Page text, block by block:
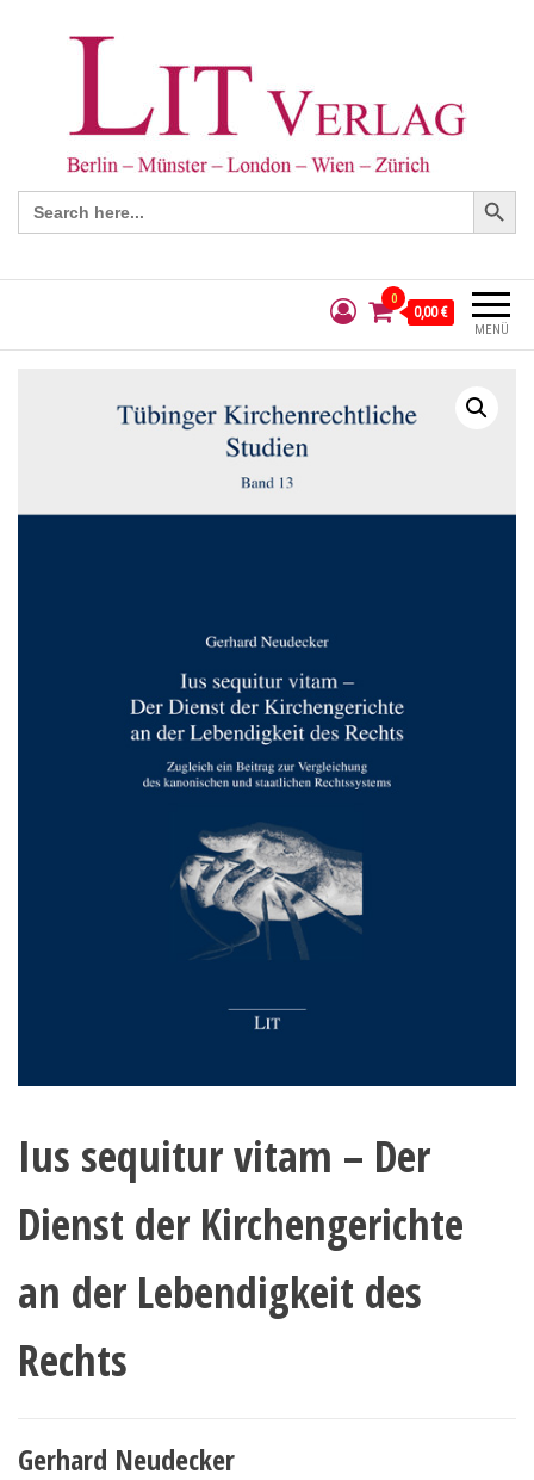
Search
for:
Search Button
MENÜ
0
0,00 €
Ius sequitur vitam – Der
Dienst der Kirchengerichte
an der Lebendigkeit des
Rechts
Gerhard Neudecker